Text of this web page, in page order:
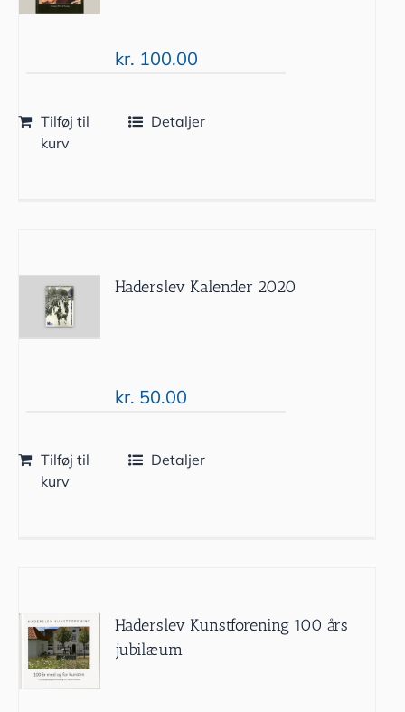
kr. 100.00
Tilføj til
kurv
Detaljer
Haderslev Kalender 2020
kr. 50.00
Tilføj til
kurv
Detaljer
Haderslev Kunstforening 100 års
jubilæum